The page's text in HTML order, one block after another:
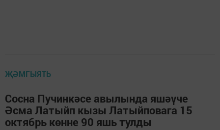
ҖӘМГЫЯТЬ
Сосна Пучинкәсе авылында яшәүче
Әсма Латыйп кызы Латыйповага 15
октябрь көнне 90 яшь тулды